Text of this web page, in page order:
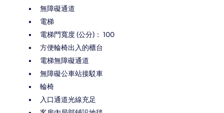
無障礙通道
電梯
電梯門寬度 (公分)： 100
方便輪椅出入的櫃台
電梯無障礙通道
無障礙公車站接駁車
輪椅
入口通道光線充足